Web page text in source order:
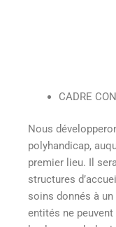
CADRE
Nous
polyhandicap,
premier lieu. Il
structures
soins donnés à
entités ne